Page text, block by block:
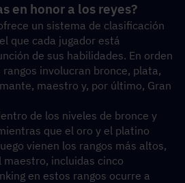
en honor a los reyes?
un sistema de clasificación
que cada jugador está
de sus habilidades. En orden
involucran bronce, plata,
maestro y, por último, Gran
de los niveles de bronce y
que el oro y el platino
vienen los rangos más altos,
maestro, incluidas cinco
en estos rangos ocurre a